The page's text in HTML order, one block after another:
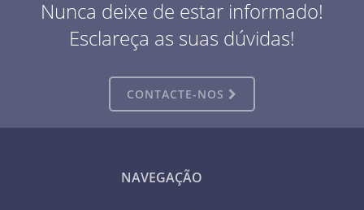
Nunca deixe de estar informado!
Esclareça as suas dúvidas!
CONTACTE-NOS
NAVEGAÇÃO